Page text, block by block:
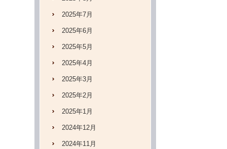
2025年7月
2025年6月
2025年5月
2025年4月
2025年3月
2025年2月
2025年1月
2024年12月
2024年11月